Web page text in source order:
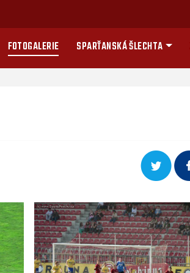
FOTOGALERIE SPARŤANSKÁ ŠLECHTA